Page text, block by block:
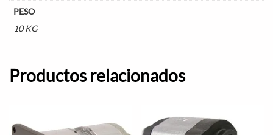
PESO
10 KG
Productos relacionados